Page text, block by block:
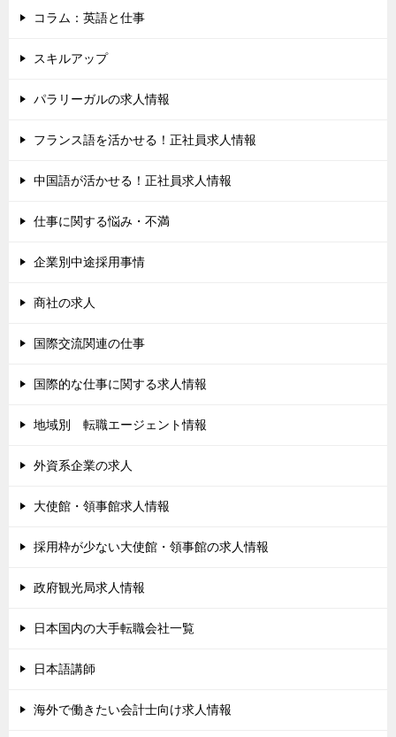
コラム：英語と仕事
スキルアップ
パラリーガルの求人情報
フランス語を活かせる！正社員求人情報
中国語が活かせる！正社員求人情報
仕事に関する悩み・不満
企業別中途採用事情
商社の求人
国際交流関連の仕事
国際的な仕事に関する求人情報
地域別 転職エージェント情報
外資系企業の求人
大使館・領事館求人情報
採用枠が少ない大使館・領事館の求人情報
政府観光局求人情報
日本国内の大手転職会社一覧
日本語講師
海外で働きたい会計士向け求人情報